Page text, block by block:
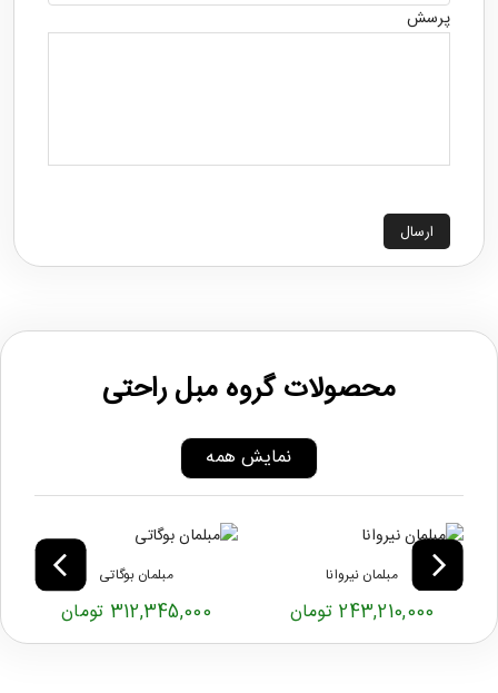
پرسش
ارسال
محصولات گروه مبل راحتی
نمایش همه
مبلمان نیروانا
243,210,000 تومان
مبلمان بوگاتی
312,345,000 تومان